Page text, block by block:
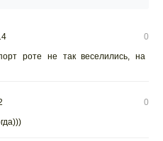
0
роте не так веселились, на
0